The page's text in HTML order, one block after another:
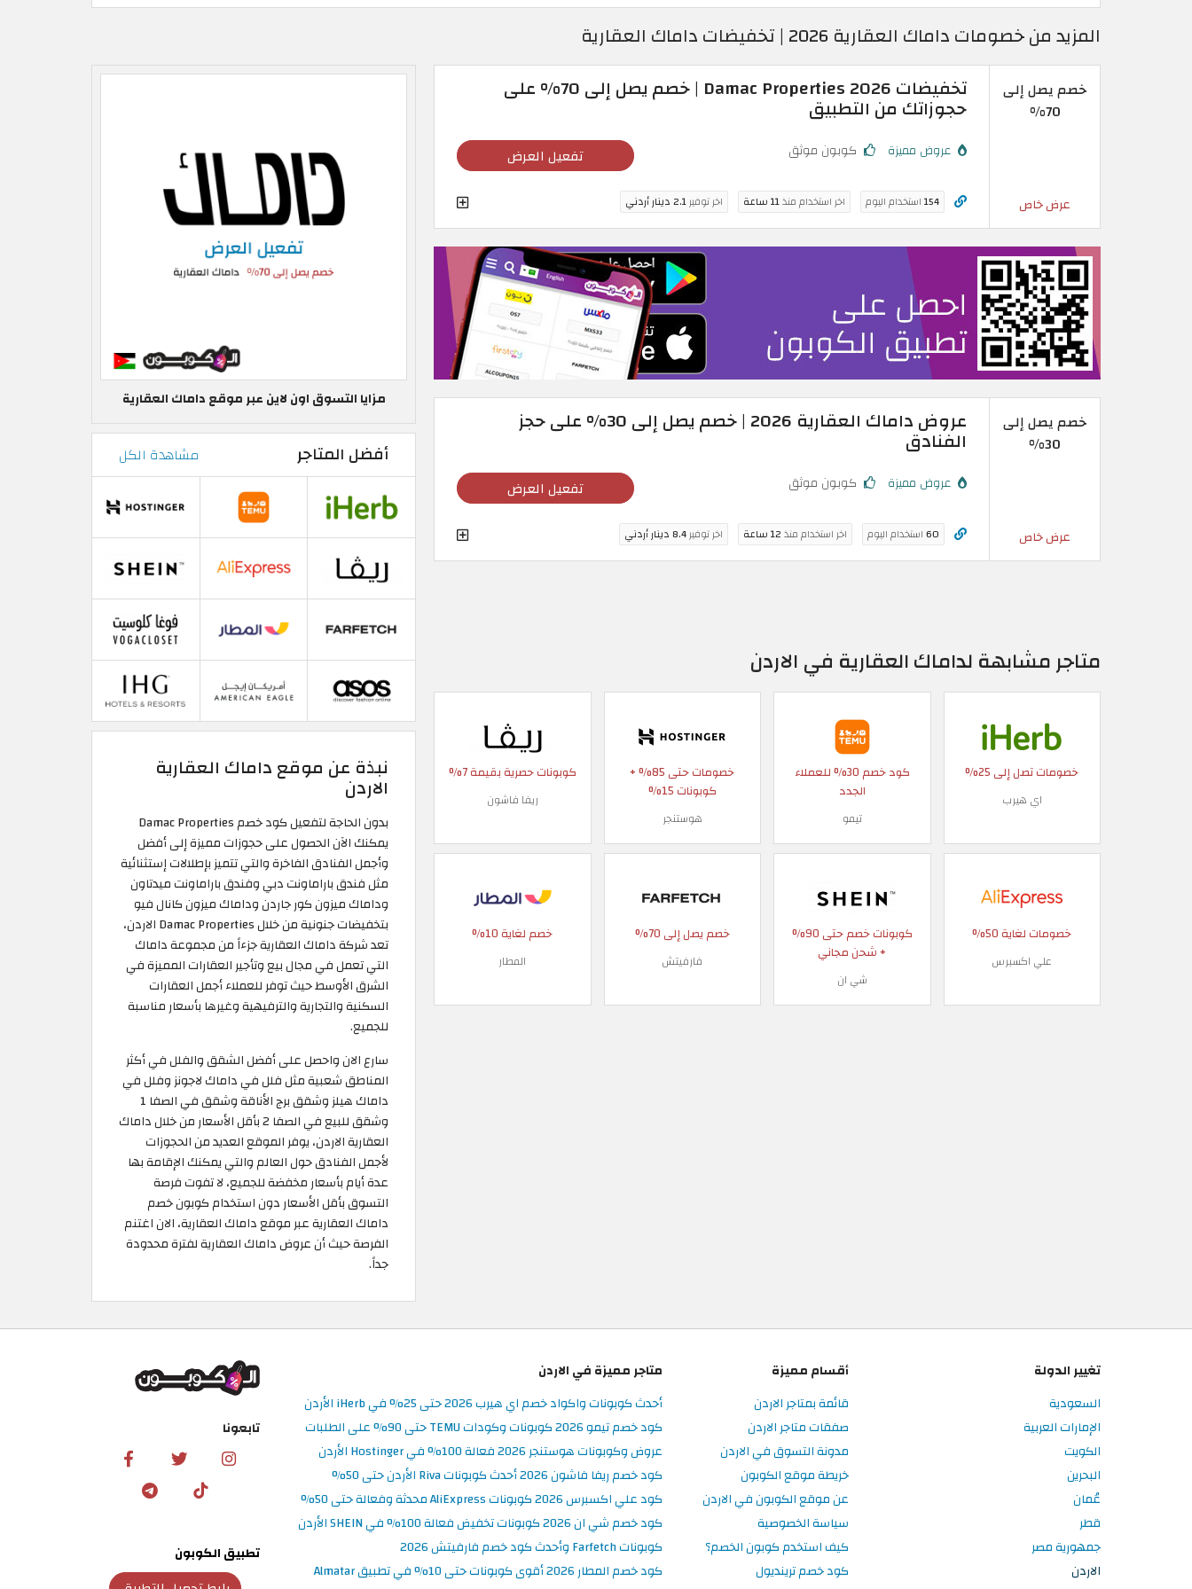
المزيد من خصومات داماك العقارية 2026 | تخفيضات داماك العقارية
خصم يصل إلى
70%
عرض خاص
تخفيضات Damac Properties 2026 | خصم يصل إلى 70% على
حجوزاتك من التطبيق
عروض مميزة كوبون موثق تفعيل العرض
154استخدام اليوم اخر استخدام منذ11 ساعة اخر توفير2.1 دينار أردني
خصم يصل إلى
30%
عرض خاص
عروض داماك العقارية 2026 | خصم يصل إلى 30% على حجز
الفنادق
عروض مميزة كوبون موثق تفعيل العرض
60استخدام اليوم اخر استخدام منذ12 ساعة اخر توفير8.4 دينار أردني
متاجر مشابهة لداماك العقارية في الاردن
خصومات تصل إلى 25%
اي هيرب
كود خصم 30% للعملاء
الجدد
تيمو
خصومات حتى 85% +
كوبونات 15%
هوستنجر
كوبونات حصرية بقيمة 7%
ريفا فاشون
خصومات لغاية 50%
علي اكسبرس
كوبونات خصم حتى 90%
+ شحن مجاني
شي ان
خصم يصل إلى 70%
فارفيتش
خصم لغاية 10%
المطار
مزايا التسوق اون لاين عبر موقع داماك العقارية
أفضل المتاجر مشاهدة الكل
نبذة عن موقع داماك العقارية
الاردن
بدون الحاجة لتفعيل كود خصم Damac Properties
يمكنك الآن الحصول على حجوزات مميزة إلى أفضل
وأجمل الفنادق الفاخرة والتي تتميز بإطلالات إستثنائية
مثل فندق باراماونت دبي وفندق باراماونت ميدتاون
وداماك ميزون كور جاردن وداماك ميزون كانال فيو
بتخفيضات جنونية من خلال Damac Properties الاردن،
تعد شركة داماك العقارية جزءاً من مجموعة داماك
التي تعمل في مجال بيع وتأجير العقارات المميزة في
الشرق الأوسط حيث توفر للعملاء أجمل العقارات
السكنية والتجارية والترفيهية وغيرها بأسعار مناسبة
للجميع.
سارع الان واحصل على أفضل الشقق والفلل في أكثر
المناطق شعبية مثل فلل في داماك لاجونز وفلل في
داماك هيلز وشقق برج الأناقة وشقق في الصفا 1
وشقق للبيع في الصفا 2 بأقل الأسعار من خلال داماك
العقارية الاردن، يوفر الموقع العديد من الحجوزات
لأجمل الفنادق حول العالم والتي يمكنك الإقامة بها
عدة أيام بأسعار مخفضة للجميع، لا تفوت فرصة
التسوق بأقل الأسعار دون استخدام كوبون خصم
داماك العقارية عبر موقع داماك العقارية، الان اغتنم
الفرصة حيث أن عروض داماك العقارية لفترة محدودة
جداً. ​
تغيير الدولة
السعودية
الإمارات العربية
الكويت
البحرين
عُمان
قطر
جمهورية مصر
الاردن
أقسام مميزة
قائمة بمتاجر الاردن
صفقات متاجر الاردن
مدونة التسوق في الاردن
خريطة موقع الكوبون
عن موقع الكوبون في الاردن
سياسة الخصوصية
كيف استخدم كوبون الخصم؟
كود خصم ترينديول
متاجر مميزة في الاردن
أحدث كوبونات واكواد خصم اي هيرب 2026 حتى 25% في iHerb الأردن
كود خصم تيمو 2026 كوبونات وكودات TEMU حتى 90% على الطلبات
عروض وكوبونات هوستنجر 2026 فعالة 100% في Hostinger الأردن
كود خصم ريفا فاشون 2026 أحدث كوبونات Riva الأردن حتى 50%
كود علي اكسبرس 2026 كوبونات AliExpress محدثة وفعالة حتى 50%
كود خصم شي ان 2026 كوبونات تخفيض فعالة 100% في SHEIN الأردن
كوبونات Farfetch وأحدث كود خصم فارفيتش 2026
كود خصم المطار 2026 أقوى كوبونات حتى 10% في تطبيق Almatar
تابعونا
تطبيق الكوبون